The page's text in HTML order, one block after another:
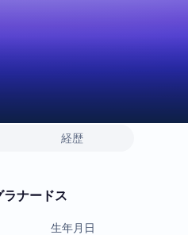
経歴
ラナードス
生年月日